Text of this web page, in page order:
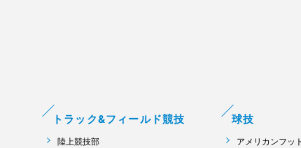
トラック&フィールド競技
陸上競技部
球技
アメリカンフッ